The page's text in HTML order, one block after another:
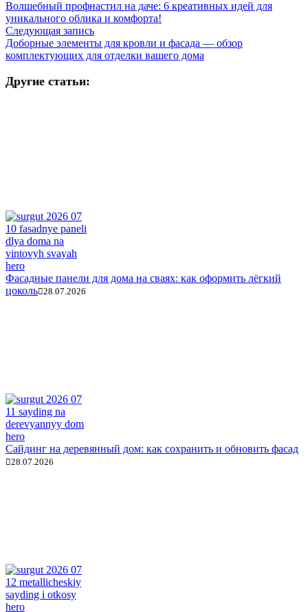
Волшебный профнастил на даче: 6 креативных идей для
уникального облика и комфорта!
Следующая запись
Доборные элементы для кровли и фасада — обзор
комплектующих для отделки вашего дома
Другие статьи:
Фасадные панели для дома на сваях: как оформить лёгкий
цоколь 28.07.2026
Сайдинг на деревянный дом: как сохранить и обновить фасад
28.07.2026